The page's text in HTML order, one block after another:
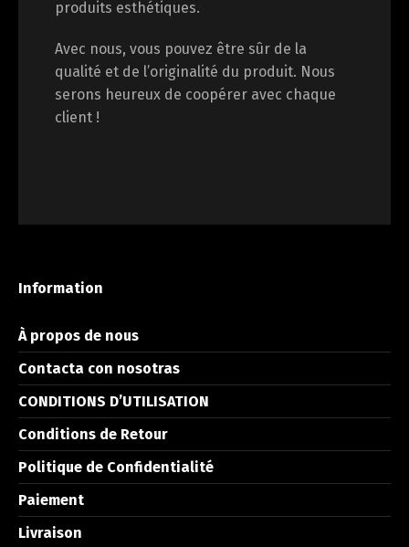
produits esthétiques.
Avec nous, vous pouvez être sûr de la
qualité et de l’originalité du produit. Nous
serons heureux de coopérer avec chaque
client !
Information
À propos de nous
Contacta con nosotras
CONDITIONS D’UTILISATION
Conditions de Retour
Politique de Confidentialité
Paiement
Livraison
Français Español